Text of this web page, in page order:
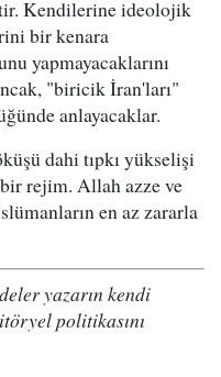
Kendilerine ideolojik
bir kenara
yapmayacaklarını
"biricik İran'ları"
anlayacaklar.
dahi tıpkı yükselişi
rejim. Allah azze ve
en az zararla
yazarın kendi
politikasını